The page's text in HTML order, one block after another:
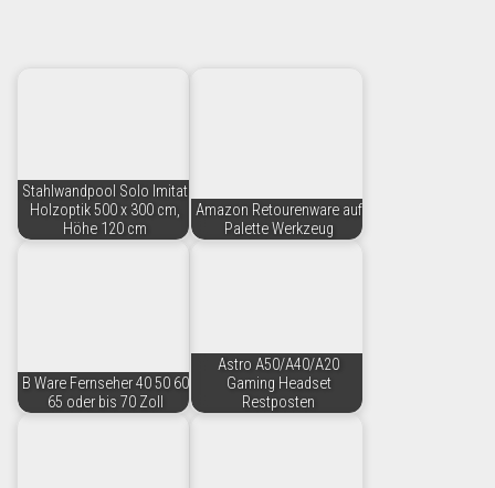
Stahlwandpool Solo Imitat
Holzoptik 500 x 300 cm,
Höhe 120 cm
Amazon Retourenware auf
Palette Werkzeug
B Ware Fernseher 40 50 60
65 oder bis 70 Zoll
Astro A50/A40/A20
Gaming Headset
Restposten